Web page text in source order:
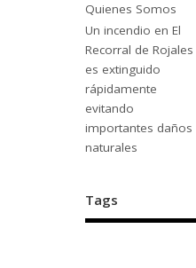
Quienes Somos
Un incendio en El
Recorral de Rojales
es extinguido
rápidamente
evitando
importantes daños
naturales
Tags